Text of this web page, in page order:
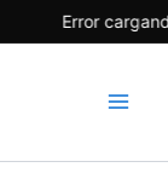
Error